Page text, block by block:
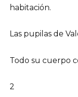
habitación.
Las pupilas de
Todo su cuerpo
2